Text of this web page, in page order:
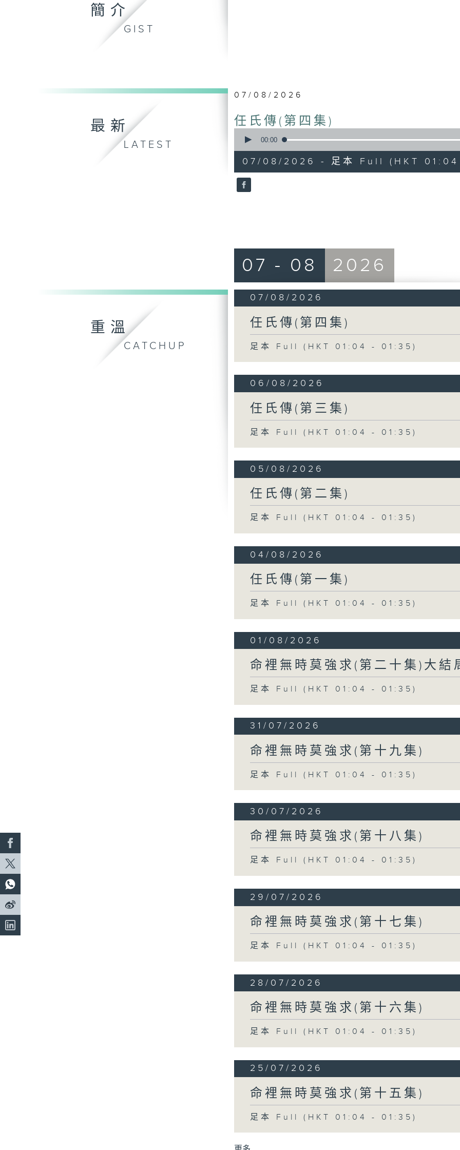
簡介
GIST
最新
LATEST
07/08/2026
任氏傳(第四集)
seconds
31
minutes,
0
seconds
90%
00:00
07/08/2026 - 足本 Full (HKT
重溫
CATCHUP
07 - 08 2026
07/08/2026
任氏傳(第四集)
足本 Full (HKT 01:04 - 01:35)
06/08/2026
任氏傳(第三集)
足本 Full (HKT 01:04 - 01:35)
05/08/2026
任氏傳(第二集)
足本 Full (HKT 01:04 - 01:35)
04/08/2026
任氏傳(第一集)
足本 Full (HKT 01:04 - 01:35)
01/08/2026
命裡無時莫強求(第二十集)大結
足本 Full (HKT 01:04 - 01:35)
31/07/2026
命裡無時莫強求(第十九集)
足本 Full (HKT 01:04 - 01:35)
30/07/2026
命裡無時莫強求(第十八集)
足本 Full (HKT 01:04 - 01:35)
29/07/2026
命裡無時莫強求(第十七集)
足本 Full (HKT 01:04 - 01:35)
28/07/2026
命裡無時莫強求(第十六集)
足本 Full (HKT 01:04 - 01:35)
25/07/2026
命裡無時莫強求(第十五集)
足本 Full (HKT 01:04 - 01:35)